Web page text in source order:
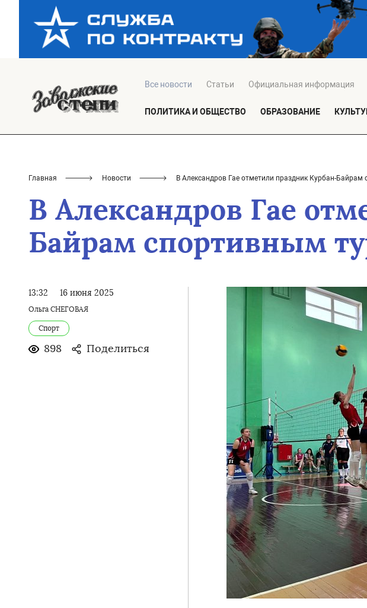
Все новости Статьи Официальная информация
ПОЛИТИКА И ОБЩЕСТВО ОБРАЗОВАНИЕ
Главная Новости В Александров Гае отметили праздник Курбан-
В Александров Гае
Байрам спортивным
13:32 16 июня 2025
Ольга СНЕГОВАЯ
Спорт
898 Поделиться